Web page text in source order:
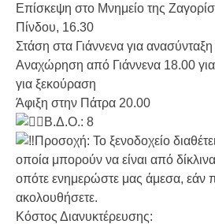
Επίσκεψη στο Μνημείο της
Πίνδου, 16.30
Στάση στα Γιάννενα για
Αναχώρηση από Γιάννενα 18.00
για ξεκούραση
Άφιξη στην Πάτρα 20.00
Β.Δ.Ο.: 8
Προσοχή: Το ξενοδοχείο
οποία μπορούν να είναι από
οπότε ενημερώστε μας άμεσα, εάν
ακολουθήσετε.
Κόστος Διανυκτέρευσης: